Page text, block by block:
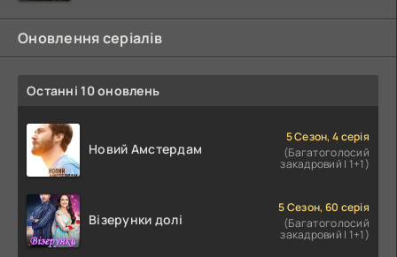
Оновлення серіалів
Останні 10 оновлень
Новий Амстердам
5 Сезон, 4 серія
(Багатоголосий
закадровий | 1+1)
Візерунки долі
5 Сезон, 60 серія
(Багатоголосий
закадровий | 1+1)